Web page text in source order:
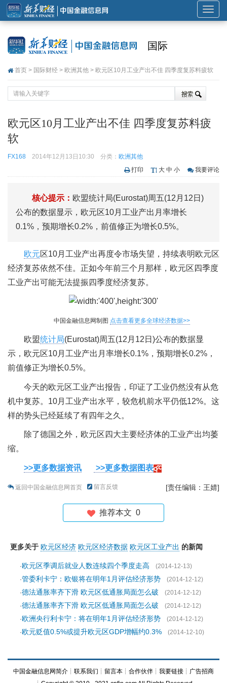
展
开
导
国际
首页 > 国际财经 > 欧洲其他 > 欧元区10月工业产出不佳 四季度复苏料疲软
欧元区10月工业产出不佳 四季度复苏料疲
软
FX168 2014年12月13日10:30 分类： 欧洲其他
打印
大 中 小 我要评论
核心提示： 欧盟统计局(Eurostat)周五(12月12日)
公布的数据显示，欧元区10月工业产出月率增长
0.1%，预期增长0.2%，前值修正为增长0.5%。
欧元区10月工业产出再度令市场失望，持续表明欧元区
经济复苏依然不佳。正如今年前三个月那样，欧元区四季度
工业产出可能无法提振四季度经济复苏。
中国金融信息网制图 点击查看更多全球经济数据>>
欧盟统计局(Eurostat)周五(12月12日)公布的数据显
示，欧元区10月工业产出月率增长0.1%，预期增长0.2%，
前值修正为增长0.5%。
今天的欧元区工业产出报告，印证了工业仍然没有从危
机中复苏。10月工业产出水平，较危机前水平仍低12%。这
样的势头已经延续了有四年之久。
除了德国之外，欧元区四大主要经济体的工业产出均萎
缩。
>>更多数据资讯 >>更多数据图表
返回中国金融信息网首页 留言反馈 [责任编辑：王婧]
推荐本文 0
更多关于 欧元区经济 欧元区经济数据 欧元区工业产出 的新闻
·欧元区季调后就业人数连续四个季度走高
(2014-12-13)
·管委利卡宁：欧银将在明年1月评估经济形势
(2014-12-12)
·德法通胀率齐下滑 欧元区低通胀局面怎么破
(2014-12-12)
·德法通胀率齐下滑 欧元区低通胀局面怎么破
(2014-12-12)
·欧洲央行利卡宁：将在明年1月评估经济形势
(2014-12-12)
·欧元贬值0.5%或提升欧元区GDP增幅约0.3% (2014-12-10)
中国金融信息网简介 ┊ 联系我们 ┊ 留言本 ┊ 合作伙伴 ┊ 我要链接 ┊ 广告招商